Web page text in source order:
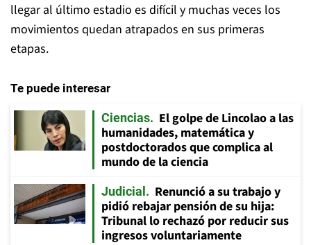
llegar al último estadio es difícil y muchas veces los
movimientos quedan atrapados en sus primeras
etapas.
Te puede interesar
Ciencias
El golpe de Lincolao a las
humanidades, matemática y
postdoctorados que complica al
mundo de la ciencia
Judicial
Renunció a su trabajo y
pidió rebajar pensión de su hija:
Tribunal lo rechazó por reducir sus
ingresos voluntariamente